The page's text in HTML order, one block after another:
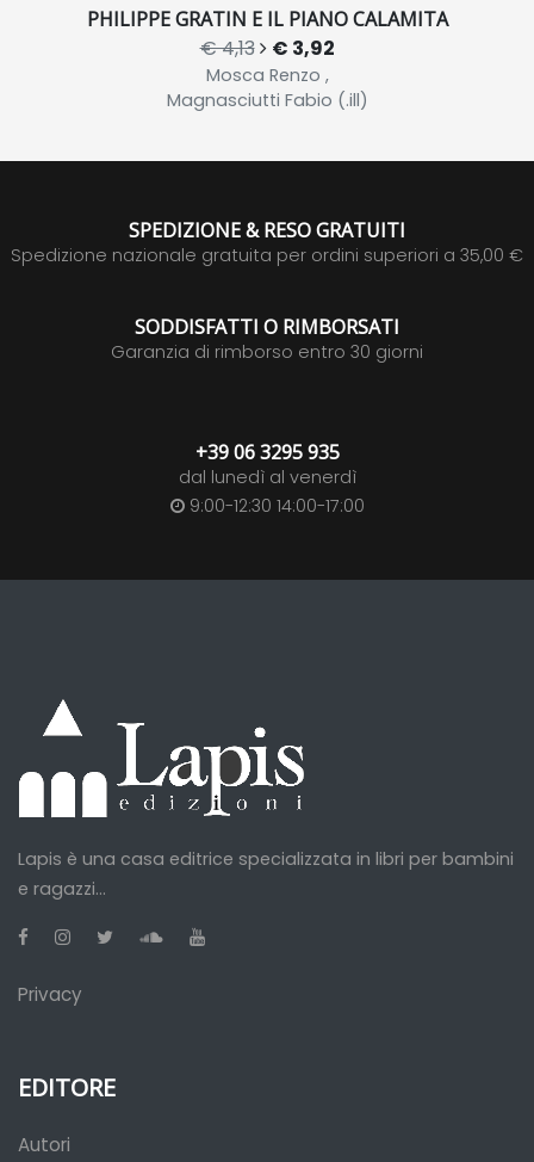
PHILIPPE GRATIN E IL PIANO CALAMITA
€ 4,13 € 3,92
Mosca Renzo ,
Magnasciutti Fabio (.ill)
SPEDIZIONE & RESO GRATUITI
Spedizione nazionale gratuita per ordini superiori a 35,00 €
SODDISFATTI O RIMBORSATI
Garanzia di rimborso entro 30 giorni
+39 06 3295 935
dal lunedì al venerdì
9:00-12:30 14:00-17:00
Lapis è una casa editrice specializzata in libri per bambini
e ragazzi...
Privacy
EDITORE
Autori